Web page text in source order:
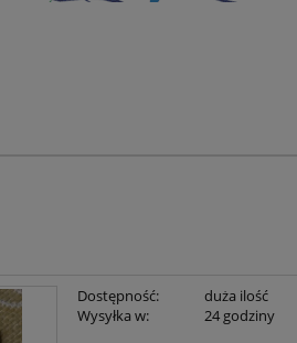
Dostępność:
duża ilość
Wysyłka w:
24 godziny